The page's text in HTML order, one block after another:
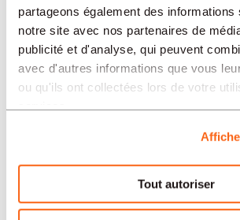
partageons également des
notre site avec nos partenaires de
publicité et d'analyse, qui peuvent
avec d'autres informations que vous
ou qu'ils ont collectées lors de votre
Tout autoriser
SECTEURS
PROFESSION